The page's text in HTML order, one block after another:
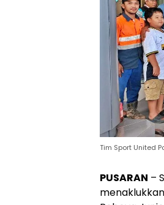
Tim Sport United
PUSARAN –